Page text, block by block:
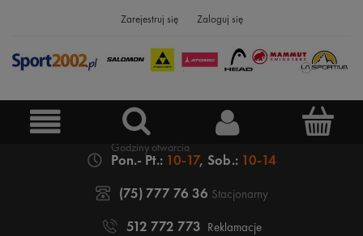
Zarejestruj się Zaloguj się
Pon.- Pt.: 10-17, Sob.: 10-14
(75) 777 76 36 Stacjonarny
512 772 773 Reklamacje